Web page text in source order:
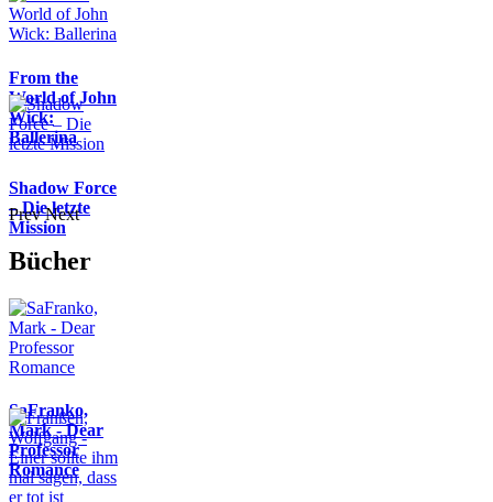
From the
World of John
Wick:
Ballerina
Shadow Force
– Die letzte
Mission
Prev Next
Bücher
SaFranko,
Mark - Dear
Professor
Romance